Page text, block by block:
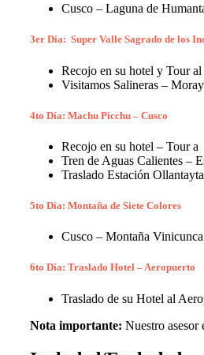
Cusco – Laguna de
3er Día: Super Valle Sagrado de los
Recojo en su hotel y Tour
Visitamos Salineras –
4to Día: Machu Picchu – Cusco
Recojo en su hotel – Tour
Tren de Aguas Calientes –
Traslado Estación
5to Día: Montaña de Siete Colores
Cusco – Montaña
6to Día: Traslado Hotel – Aeropuerto
Traslado de su Hotel al
Nota importante: Nuestro asesor